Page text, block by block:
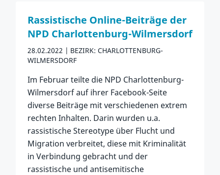
Rassistische Online-Beiträge der
NPD Charlottenburg-Wilmersdorf
28.02.2022
BEZIRK: CHARLOTTENBURG-
WILMERSDORF
Im Februar teilte die NPD Charlottenburg-
Wilmersdorf auf ihrer Facebook-Seite
diverse Beiträge mit verschiedenen extrem
rechten Inhalten. Darin wurden u.a.
rassistische Stereotype über Flucht und
Migration verbreitet, diese mit Kriminalität
in Verbindung gebracht und der
rassistische und antisemitische